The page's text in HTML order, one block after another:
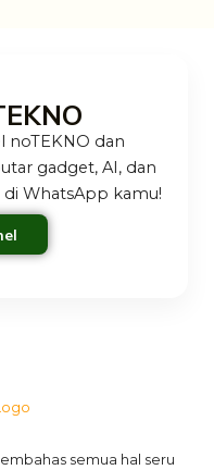
noTEKNO dan
gadget, AI, dan
WhatsApp kamu!
semua hal seru